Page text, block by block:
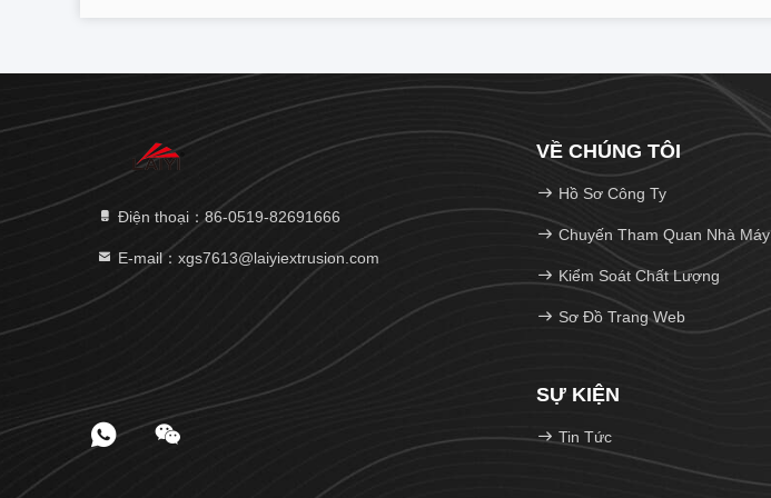
Điện thoại：86-0519-82691666
E-mail：xgs7613@laiyiextrusion.com
VỀ CHÚNG TÔI
Hồ Sơ Công Ty
Chuyến Tham Quan Nhà Máy
Kiểm Soát Chất Lượng
Sơ Đồ Trang Web
SỰ KIỆN
Tin Tức